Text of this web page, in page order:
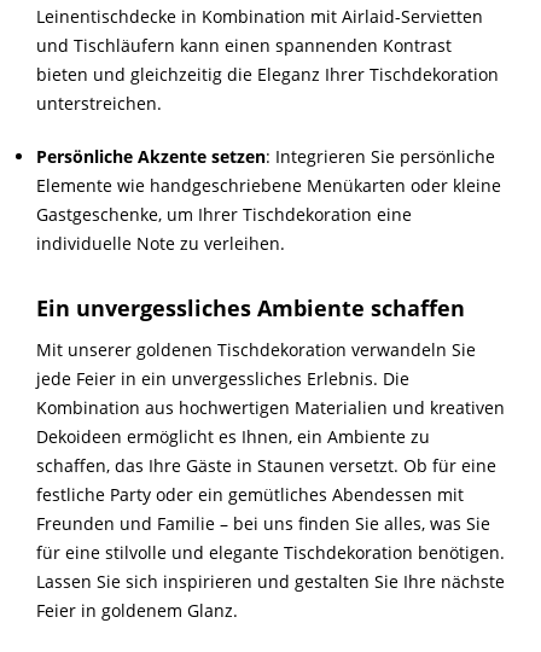
Leinentischdecke in Kombination mit Airlaid-Servietten
und Tischläufern kann einen spannenden Kontrast
bieten und gleichzeitig die Eleganz Ihrer Tischdekoration
unterstreichen.
Persönliche Akzente setzen: Integrieren Sie persönliche
Elemente wie handgeschriebene Menükarten oder kleine
Gastgeschenke, um Ihrer Tischdekoration eine
individuelle Note zu verleihen.
Ein unvergessliches Ambiente schaffen
Mit unserer goldenen Tischdekoration verwandeln Sie
jede Feier in ein unvergessliches Erlebnis. Die
Kombination aus hochwertigen Materialien und kreativen
Dekoideen ermöglicht es Ihnen, ein Ambiente zu
schaffen, das Ihre Gäste in Staunen versetzt. Ob für eine
festliche Party oder ein gemütliches Abendessen mit
Freunden und Familie – bei uns finden Sie alles, was Sie
für eine stilvolle und elegante Tischdekoration benötigen.
Lassen Sie sich inspirieren und gestalten Sie Ihre nächste
Feier in goldenem Glanz.